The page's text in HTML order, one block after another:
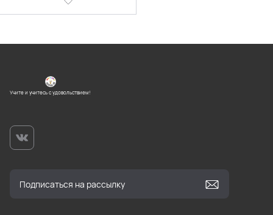
Учите и учитесь с удовольствием!